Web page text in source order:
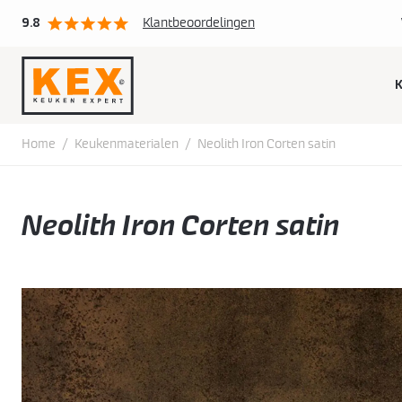
9.8 Klantbeoordelingen
Home / Keukenmaterialen / Neolith Iron Corten satin
Neolith Iron Corten satin